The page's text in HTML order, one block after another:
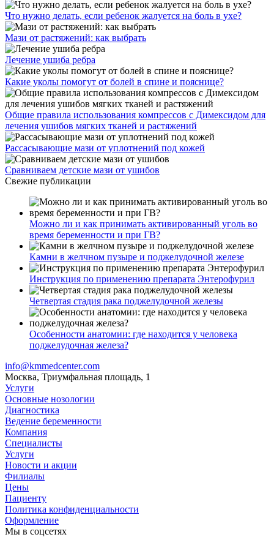
Что нужно делать, если ребенок жалуется на боль в ухе?
Мази от растяжений: как выбрать
Лечение ушиба ребра
Какие уколы помогут от болей в спине и пояснице?
Общие правила использования компрессов с Димексидом для
лечения ушибов мягких тканей и растяжений
Рассасывающие мази от уплотнений под кожей
Сравниваем детские мази от ушибов
Свежие публикации
Можно ли и как принимать активированный уголь во
время беременности и при ГВ?
Камни в желчном пузыре и поджелудочной железе
Инструкция по применению препарата Энтерофурил
Четвертая стадия рака поджелудочной железы
Особенности анатомии: где находится у человека
поджелудочная железа?
info@kmmedcenter.com
Москва, Триумфальная площадь, 1
Услуги
Основные нозологии
Диагностика
Ведение беременности
Компания
Специалисты
Услуги
Новости и акции
Филиалы
Цены
Пациенту
Политика конфиденциальности
Оформление
Мы в соцсетях